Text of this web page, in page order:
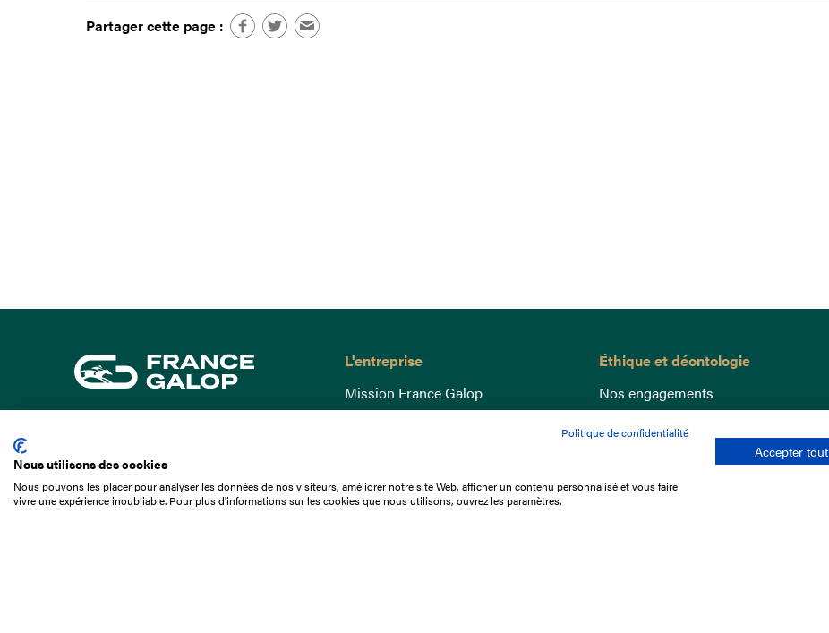
Partager cette page :
01 49 10 20 29
L'entreprise
Mission France Galop
Gouvernance
Comprendre les courses
Docuthèque
Éthique et déontologie
Nos engagements
Lutte anti-dopage
Bien être equin
Index Egalité Femmes-Hommes
Jeu responsable
Politique de confidentialité
Nous utilisons des cookies
Nous pouvons les placer pour analyser les données de nos visiteurs, améliorer notre site Web, afficher un contenu personnalisé et vous faire
vivre une expérience inoubliable. Pour plus d'informations sur les cookies que nous utilisons, ouvrez les paramètres.
Accepter tout